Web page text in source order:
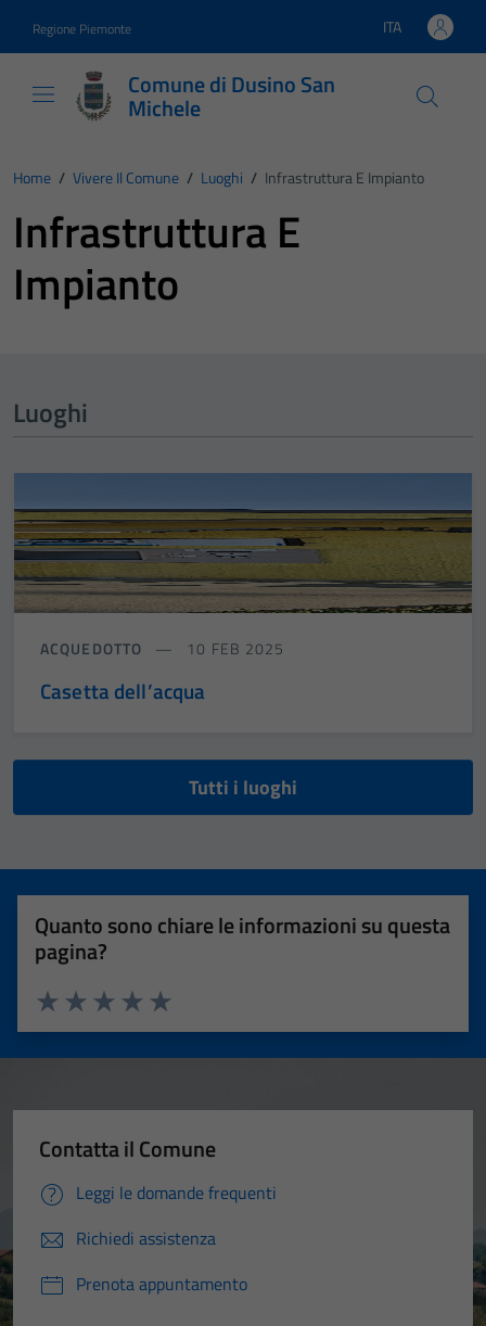
Regione Piemonte Lingua attiva:
ITA
Comune di Dusino San
Michele
Home / Vivere Il Comune / Luoghi / Infrastruttura E Impianto
Infrastruttura E
Impianto
Luoghi
ACQUEDOTTO 10 FEB 2025
Casetta dell’acqua
Tutti i luoghi
Quanto sono chiare le informazioni su questa
pagina?
Valuta 5 stelle su 5
Valuta 4 stelle su 5
Valuta 3 stelle su 5
Valuta 2 stelle su 5
Valuta 1 stelle su 5
Contatta il Comune
Leggi le domande frequenti
Richiedi assistenza
Prenota appuntamento